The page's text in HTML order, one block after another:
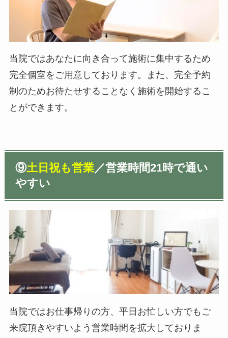
当院ではあなたに向き合って施術に集中するため
完全個室をご用意しております。また、完全予約
制のためお待たせすることなく施術を開始するこ
とができます。
⑨土日祝も営業／営業時間21時で通い
やすい
当院ではお仕事帰りの方、平日お忙しい方でもご
来院頂きやすいよう営業時間を拡大しておりま